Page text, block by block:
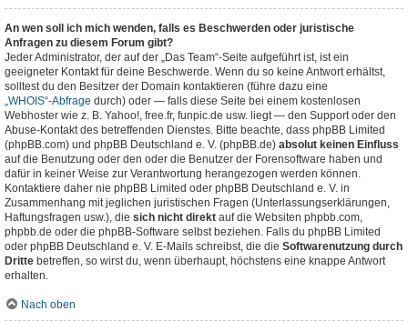
An wen soll ich mich wenden, falls es Beschwerden oder juristische
Anfragen zu diesem Forum gibt?
Jeder Administrator, der auf der „Das Team“-Seite aufgeführt ist, ist ein
geeigneter Kontakt für deine Beschwerde. Wenn du so keine Antwort erhältst,
solltest du den Besitzer der Domain kontaktieren (führe dazu eine
„WHOIS“-Abfrage durch) oder — falls diese Seite bei einem kostenlosen
Webhoster wie z. B. Yahoo!, free.fr, funpic.de usw. liegt — den Support oder den
Abuse-Kontakt des betreffenden Dienstes. Bitte beachte, dass phpBB Limited
(phpBB.com) und phpBB Deutschland e. V. (phpBB.de) absolut keinen Einfluss
auf die Benutzung oder den oder die Benutzer der Forensoftware haben und
dafür in keiner Weise zur Verantwortung herangezogen werden können.
Kontaktiere daher nie phpBB Limited oder phpBB Deutschland e. V. in
Zusammenhang mit jeglichen juristischen Fragen (Unterlassungserklärungen,
Haftungsfragen usw.), die sich nicht direkt auf die Websiten phpbb.com,
phpbb.de oder die phpBB-Software selbst beziehen. Falls du phpBB Limited
oder phpBB Deutschland e. V. E-Mails schreibst, die die Softwarenutzung durch
Dritte betreffen, so wirst du, wenn überhaupt, höchstens eine knappe Antwort
erhalten.
Nach oben